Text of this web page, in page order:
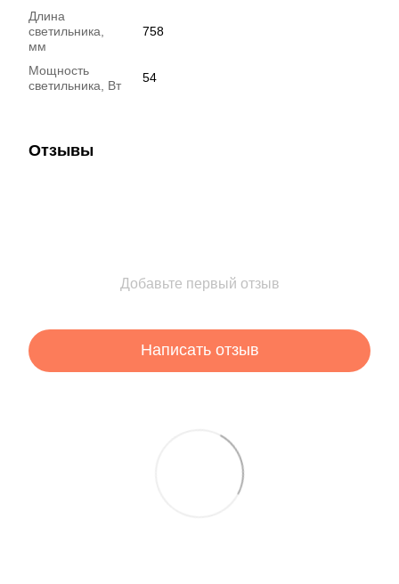
Длина
светильника,
мм
758
Мощность
светильника, Вт
54
Отзывы
Добавьте первый отзыв
Написать отзыв